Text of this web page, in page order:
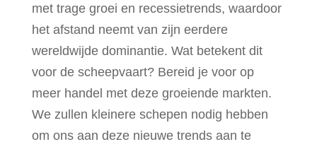
met trage groei en recessietrends, waardoor
het afstand neemt van zijn eerdere
wereldwijde dominantie. Wat betekent dit
voor de scheepvaart? Bereid je voor op
meer handel met deze groeiende markten.
We zullen kleinere schepen nodig hebben
om ons aan deze nieuwe trends aan te